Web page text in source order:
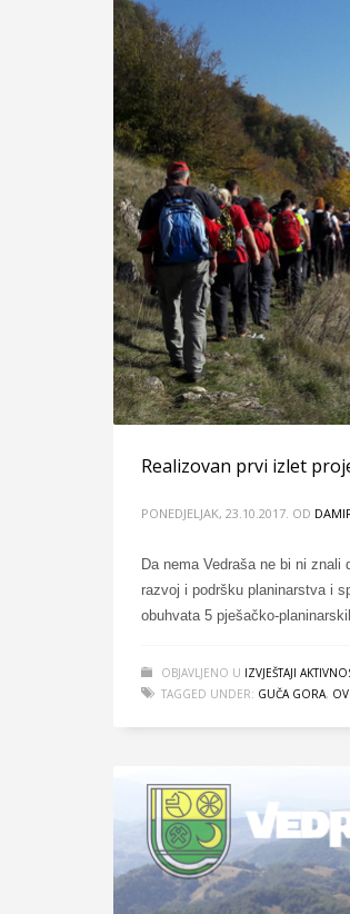
Realizovan prvi izlet
PONEDJELJAK, 23.10.2017. OD
Da nema Vedraša ne bi ni
razvoj i podršku planinarstva i
obuhvata 5 pješačko-
OBJAVLJENO U IZVJEŠTAJI
TAGGED UNDER: GUČA GORA,